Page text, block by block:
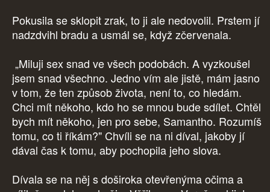
Pokusila se sklopit zrak, to ji ale nedovolil. Prstem jí
nadzdvihl bradu a usmál se, když zčervenala.
„Miluji sex snad ve všech podobách. A vyzkoušel
jsem snad všechno. Jedno vím ale jistě, mám jasno
v tom, že ten způsob života, není to, co hledám.
Chci mít někoho, kdo ho se mnou bude sdílet. Chtěl
bych mít někoho, jen pro sebe, Samantho. Rozumíš
tomu, co ti říkám?" Chvíli se na ni díval, jakoby jí
dával čas k tomu, aby pochopila jeho slova.
Dívala se na něj s doširoka otevřenýma očima a